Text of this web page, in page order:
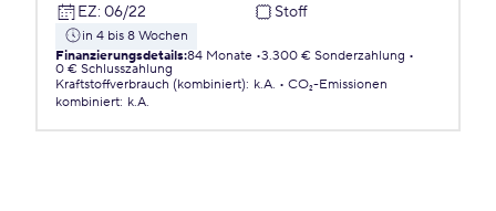
EZ: 06/22 Stoff
in 4 bis 8 Wochen
Finanzierungsdetails:84 Monate 3.300 € Sonderzahlung
0 € Schlusszahlung
Kraftstoffverbrauch (kombiniert): k.A.
CO₂-Emissionen
kombiniert: k.A.